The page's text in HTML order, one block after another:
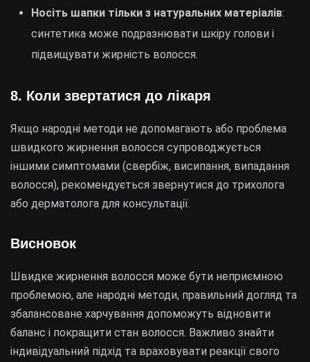
Носіть шапки тільки з натуральних матеріалів:
синтетика може подразнювати шкіру голови і
підвищувати жирність волосся.
8. Коли звертатися до лікаря
Якщо народні методи не допомагають або проблема
швидкого жирнення волосся супроводжується
іншими симптомами (свербіж, висипання, випадання
волосся), рекомендується звернутися до трихолога
або дерматолога для консультації.
Висновок
Швидке жирнення волосся може бути неприємною
проблемою, але народні методи, правильний догляд та
збалансоване харчування допоможуть відновити
баланс і покращити стан волосся. Важливо знайти
індивідуальний підхід та враховувати реакції свого